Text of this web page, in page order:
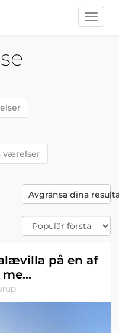
Toggle
værelser
Avgränsa dina
på en af